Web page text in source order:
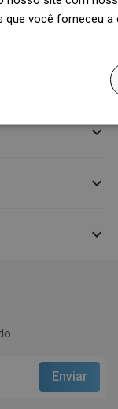



você forneceu